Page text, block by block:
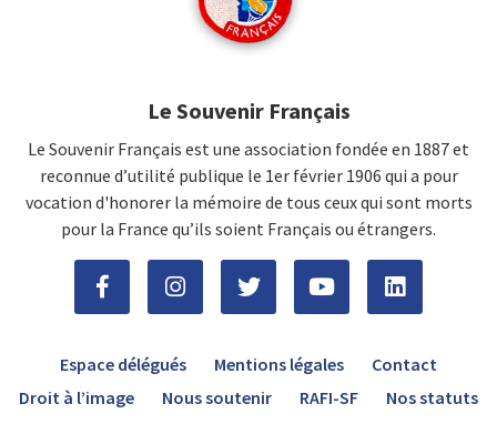
Le Souvenir Français
Le Souvenir Français est une association fondée en 1887 et
reconnue d’utilité publique le 1er février 1906 qui a pour
vocation d'honorer la mémoire de tous ceux qui sont morts
pour la France qu’ils soient Français ou étrangers.
Espace délégués Mentions légales
Contact
Droit à l’image
Nous soutenir RAFI-SF Nos statuts